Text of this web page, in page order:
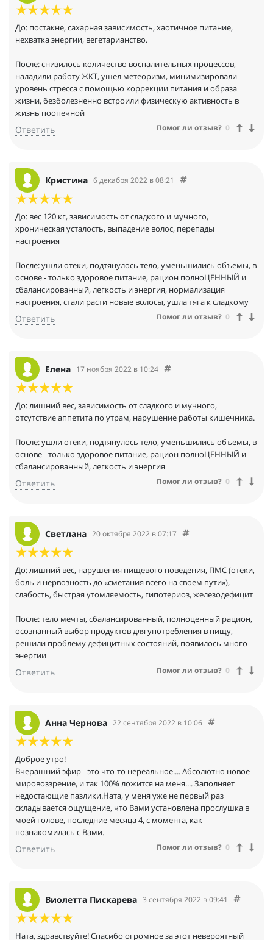
До: постакне, сахарная зависимость, хаотичное питание,
нехватка энергии, вегетарианство.
После: снизилось количество воспалительных процессов,
наладили работу ЖКТ, ушел метеоризм, минимизировали
уровень стресса с помощью коррекции питания и образа
жизни, безболезненно встроили физическую активность в
жизнь поопечной
Ответить Помог ли отзыв? 0
Кристина 6 декабря 2022 в 08:21
До: вес 120 кг, зависимость от сладкого и мучного,
хроническая усталость, выпадение волос, перепады
настроения
После: ушли отеки, подтянулось тело, уменьшились объемы, в
основе - только здоровое питание, рацион полноЦЕННЫЙ и
сбалансированный, легкость и энергия, нормализация
настроения, стали расти новые волосы, ушла тяга к сладкому
Ответить Помог ли отзыв? 0
Елена 17 ноября 2022 в 10:24
До: лишний вес, зависимость от сладкого и мучного,
отсутствие аппетита по утрам, нарушение работы кишечника.
После: ушли отеки, подтянулось тело, уменьшились объемы, в
основе - только здоровое питание, рацион полноЦЕННЫЙ и
сбалансированный, легкость и энергия
Ответить Помог ли отзыв? 0
Светлана 20 октября 2022 в 07:17
До: лишний вес, нарушения пищевого поведения, ПМС (отеки,
боль и нервозность до «сметания всего на своем пути»),
слабость, быстрая утомляемость, гипотериоз, железодефицит
После: тело мечты, сбалансированный, полноценный рацион,
осознанный выбор продуктов для употребления в пищу,
решили проблему дефицитных состояний, появилось много
энергии
Ответить Помог ли отзыв? 0
Анна Чернова 22 сентября 2022 в 10:06
Доброе утро!
Вчерашний эфир - это что-то нереальное.... Абсолютно новое
мировоззрение, и так 100% ложится на меня.... Заполняет
недостающие пазлики.Ната, у меня уже не первый раз
складывается ощущение, что Вами установлена прослушка в
моей голове, последние месяца 4, с момента, как
познакомилась с Вами.
Ответить Помог ли отзыв? 0
Виолетта Пискарева 3 сентября 2022 в 09:41
Ната, здравствуйте! Спасибо огромное за этот невероятный